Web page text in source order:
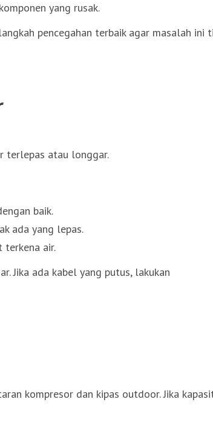
yang rusak.
pencegahan terbaik agar masalah ini
terlepas atau longgar.
baik.
ada yang lepas.
terkena air.
Jika ada kabel yang putus, lakukan
kompresor dan kipas outdoor. Jika